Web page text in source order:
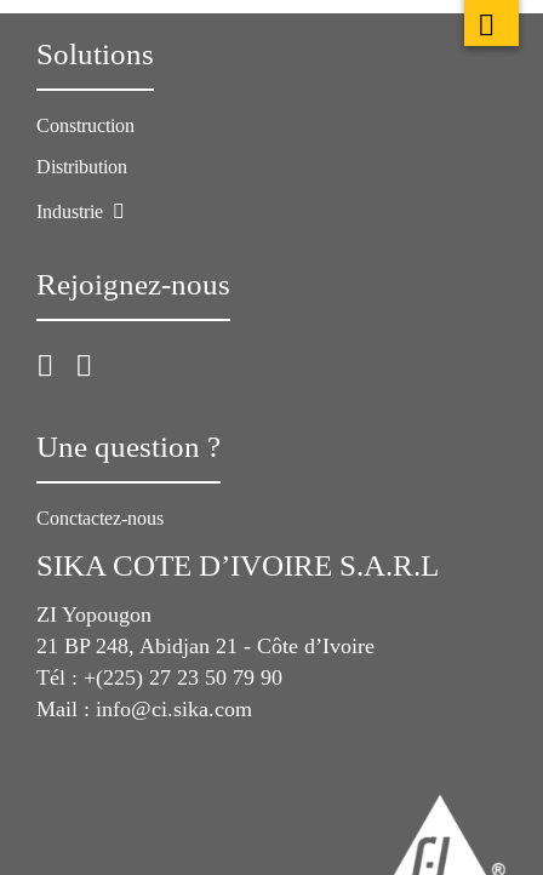
Solutions
Construction
Distribution
Industrie
Rejoignez-nous
Une question ?
Conctactez-nous
SIKA COTE D’IVOIRE S.A.R.L
ZI Yopougon
21 BP 248, Abidjan 21 - Côte d’Ivoire
Tél : +(225) 27 23 50 79 90
Mail : info@ci.sika.com